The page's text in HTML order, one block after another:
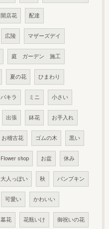
開店花 配達
広陵 マザーズデイ
庭 ガーデン 施工
夏の花 ひまわり
パキラ ミニ 小さい
出張 鉢花 お手入れ
お稽古花 ゴムの木 黒い
Flower shop お盆 休み
大人っぽい 秋 パンプキン
可愛い かわいい
墓花 花瓶いけ 御祝いの花